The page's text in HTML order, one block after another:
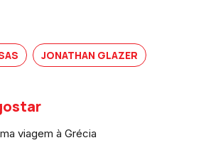
JONATHAN GLAZER
viagem à Grécia